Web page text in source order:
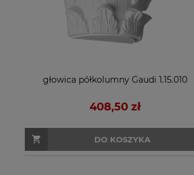
głowica półkolumny Gaudi 1.15.010
408,50 zł
DO KOSZYKA